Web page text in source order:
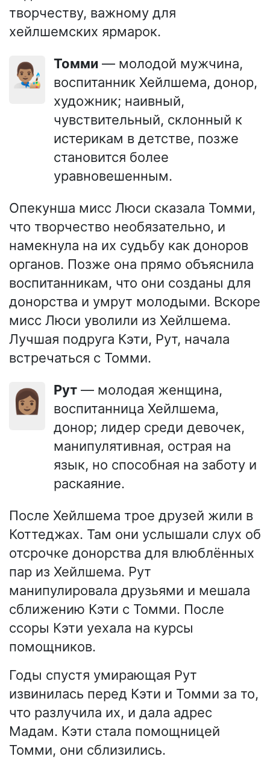
творчеству, важному для
хейлшемских ярмарок.
👨🏽‍🎨 Томми — молодой мужчина,
воспитанник Хейлшема, донор,
художник; наивный,
чувствительный, склонный к
истерикам в детстве, позже
становится более
уравновешенным.
Опекунша мисс Люси сказала Томми,
что творчество необязательно, и
намекнула на их судьбу как доноров
органов. Позже она прямо объяснила
воспитанникам, что они созданы для
донорства и умрут молодыми. Вскоре
мисс Люси уволили из Хейлшема.
Лучшая подруга Кэти, Рут, начала
встречаться с Томми.
👩🏽 Рут — молодая женщина,
воспитанница Хейлшема,
донор; лидер среди девочек,
манипулятивная, острая на
язык, но способная на заботу и
раскаяние.
После Хейлшема трое друзей жили в
Коттеджах. Там они услышали слух об
отсрочке донорства для влюблённых
пар из Хейлшема. Рут
манипулировала друзьями и мешала
сближению Кэти с Томми. После
ссоры Кэти уехала на курсы
помощников.
Годы спустя умирающая Рут
извинилась перед Кэти и Томми за то,
что разлучила их, и дала адрес
Мадам. Кэти стала помощницей
Томми, они сблизились.